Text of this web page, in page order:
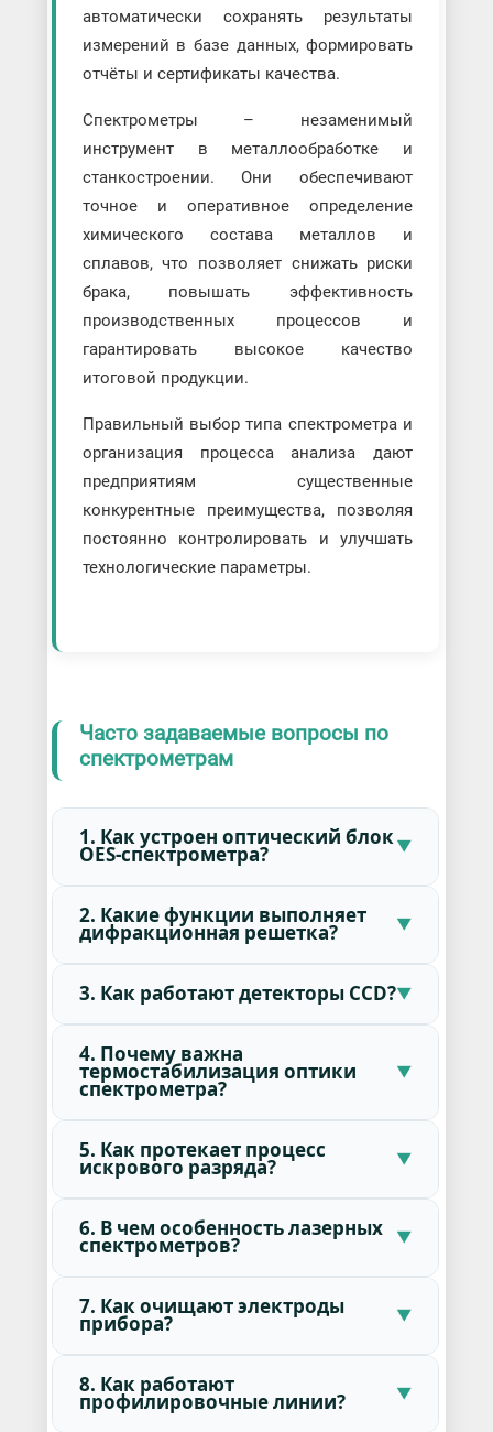
автоматически сохранять результаты
измерений в базе данных, формировать
отчёты и сертификаты качества.
Спектрометры – незаменимый
инструмент в металлообработке и
станкостроении. Они обеспечивают
точное и оперативное определение
химического состава металлов и
сплавов, что позволяет снижать риски
брака, повышать эффективность
производственных процессов и
гарантировать высокое качество
итоговой продукции.
Правильный выбор типа спектрометра и
организация процесса анализа дают
предприятиям существенные
конкурентные преимущества, позволяя
постоянно контролировать и улучшать
технологические параметры.
Часто задаваемые вопросы по
спектрометрам
1. Как устроен оптический блок
OES-спектрометра?
2. Какие функции выполняет
дифракционная решетка?
3. Как работают детекторы CCD?
4. Почему важна
термостабилизация оптики
спектрометра?
5. Как протекает процесс
искрового разряда?
6. В чем особенность лазерных
спектрометров?
7. Как очищают электроды
прибора?
8. Как работают
профилировочные линии?